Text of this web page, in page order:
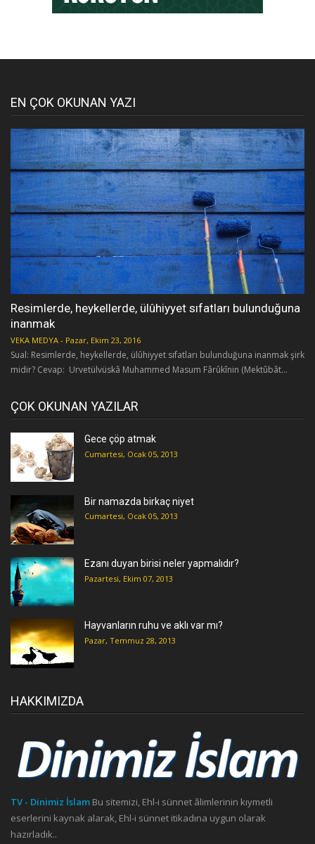
EN ÇOK OKUNAN YAZI
Resimlerde, heykellerde, ülûhiyyet sıfatları bulunduğuna
inanmak
VEKA MEDYA - Pazar, Ekim 23, 2016
Sual: Resimlerde, heykellerde, ülûhiyyet sıfatları bulunduğuna inanmak şirk
midir? Cevap: Urvetülvüskâ Muhammed Masum Fârûkînin (Mektûbât...
ÇOK OKUNAN YAZILAR
Gece çöp atmak
Cumartesi, Ocak 05, 2013
Bir namazda birkaç niyet
Cumartesi, Ocak 05, 2013
Ezanı duyan birisi neler yapmalıdır?
Pazartesi, Ekim 07, 2013
Hayvanların ruhu ve aklı var mı?
Pazar, Temmuz 28, 2013
HAKKIMIZDA
TV - Dinimiz İslam Bu sitemizi, Ehl-i sünnet âlimlerinin kıymetli
eserlerini kaynak alarak, Ehl-i sünnet itikadına uygun olarak
hazırladık..